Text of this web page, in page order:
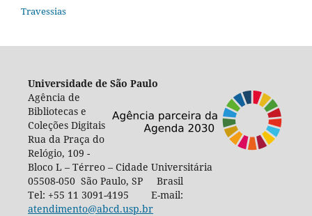
Travessias
Universidade de São Paulo
Agência de
Bibliotecas e
Coleções Digitais
Rua da Praça do
Relógio, 109 -
Bloco L – Térreo – Cidade Universitária
05508-050 São Paulo, SP Brasil
Tel: +55 11 3091-4195 E-mail:
atendimento@abcd.usp.br